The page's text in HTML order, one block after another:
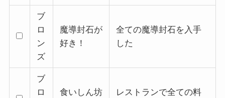
ブ
ロ
ン
ズ
魔導封石が
好き！
全ての魔導封石を入手
した
ブ
ロ
食いしん坊
レストランで全ての料